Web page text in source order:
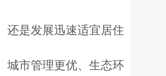
还是发展迅速适宜居住
城市管理更优、生态环